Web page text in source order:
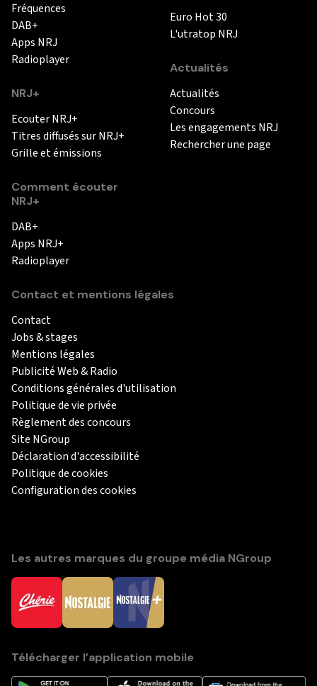
Fréquences
DAB+
Apps NRJ
Radioplayer
NRJ+
Ecouter NRJ+
Titres diffusés sur NRJ+
Grille et émissions
Comment écouter
NRJ+
DAB+
Apps NRJ+
Radioplayer
Euro Hot 30
L'utratop NRJ
Actualités
Actualités
Concours
Les engagements NRJ
Rechercher une page
Contact et mentions légales
Contact
Jobs & stages
Mentions légales
Publicité Web & Radio
Conditions générales d'utilisation
Politique de vie privée
Règlement des concours
Site NGroup
Déclaration d'accessibilité
Politique de cookies
Configuration des cookies
Les autres marques du groupe média NGroup
Télécharger l’application mobile